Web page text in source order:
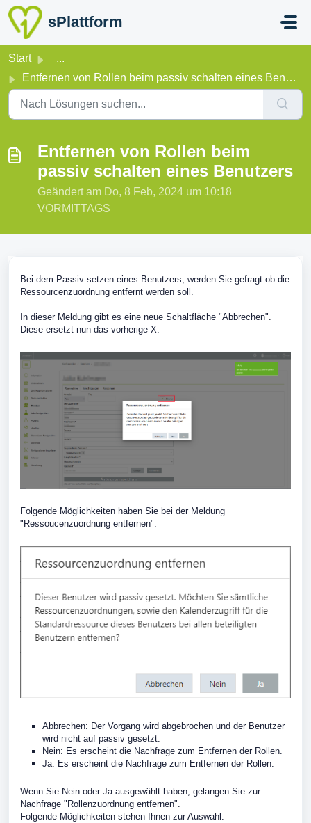
Zum hauptsächlichen Inhalt gehen
sPlattform
Start
...
Entfernen von Rollen beim passiv schalten eines Benutzers
Entfernen von Rollen beim
passiv schalten eines Benutzers
Geändert am Do, 8 Feb, 2024 um 10:18
VORMITTAGS
Bei dem Passiv setzen eines Benutzers, werden Sie gefragt ob die
Ressourcenzuordnung entfernt werden soll.
In dieser Meldung gibt es eine neue Schaltfläche "Abbrechen".
Diese ersetzt nun das vorherige X.
Folgende Möglichkeiten haben Sie bei der Meldung
"Ressoucenzuordnung entfernen":
Abbrechen: Der Vorgang wird abgebrochen und der Benutzer
wird nicht auf passiv gesetzt.
Nein: Es erscheint die Nachfrage zum Entfernen der Rollen.
Ja: Es erscheint die Nachfrage zum Entfernen der Rollen.
Wenn Sie Nein oder Ja ausgewählt haben, gelangen Sie zur
Nachfrage "Rollenzuordnung entfernen".
Folgende Möglichkeiten stehen Ihnen zur Auswahl: